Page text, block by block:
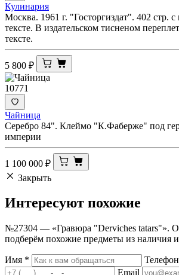
Кулинария
Москва. 1961 г. "Госторгиздат". 402 стр.
тексте. В издательском тисненом
тексте.
5 800 ₽
10771
Чайница
Серебро 84". Клеймо "К.Фаберже" под
империи
1 100 000 ₽
Закрыть
Интересуют похожие
№27304 — «Гравюра "Derviches tatars"».
подберём похожие предметы из наличия
Имя *
Телефон
Email